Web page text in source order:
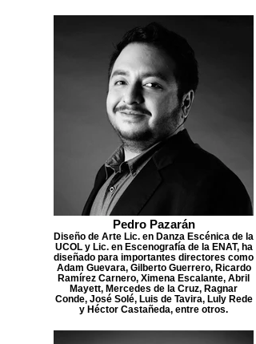
Pedro Pazarán
Diseño de Arte Lic. en Danza Escénica de la
UCOL y Lic. en Escenografía de la ENAT, ha
diseñado para importantes directores como
Adam Guevara, Gilberto Guerrero, Ricardo
Ramírez Carnero, Ximena Escalante, Abril
Mayett, Mercedes de la Cruz, Ragnar
Conde, José Solé, Luis de Tavira, Luly Rede
y Héctor Castañeda, entre otros.